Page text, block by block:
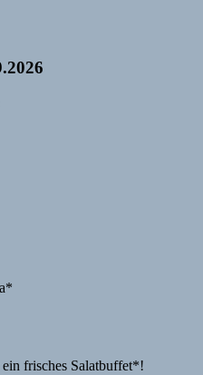
frisches Salatbuffet*!